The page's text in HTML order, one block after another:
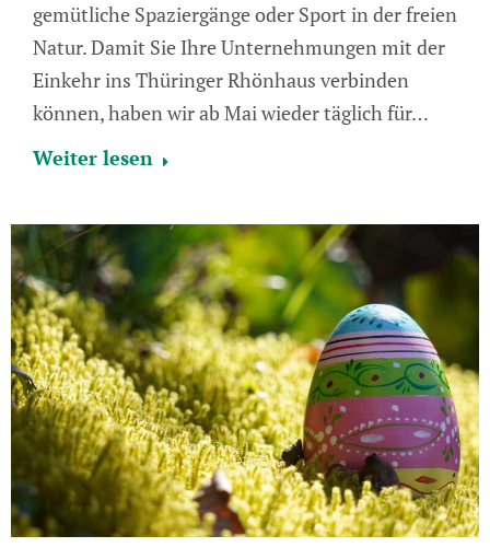
gemütliche Spaziergänge oder Sport in der freien
Natur. Damit Sie Ihre Unternehmungen mit der
Einkehr ins Thüringer Rhönhaus verbinden
können, haben wir ab Mai wieder täglich für…
Weiter lesen